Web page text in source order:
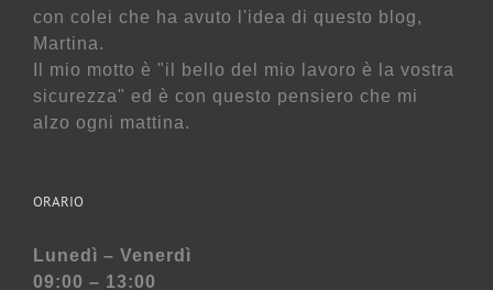
con colei che ha avuto l'idea di questo blog,
Martina.
Il mio motto è "il bello del mio lavoro è la vostra
sicurezza" ed è con questo pensiero che mi
alzo ogni mattina.
ORARIO
Lunedì – Venerdì
09:00 – 13:00